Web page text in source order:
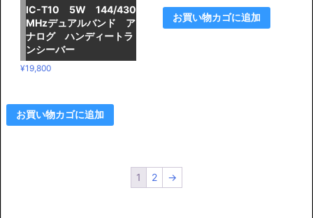
IC-T10 5W 144/430
MHzデュアルバンド ア
ナログ ハンディートラ
ンシーバー
¥19,800
お買い物カゴに追加
お買い物カゴに追加
1 2 →